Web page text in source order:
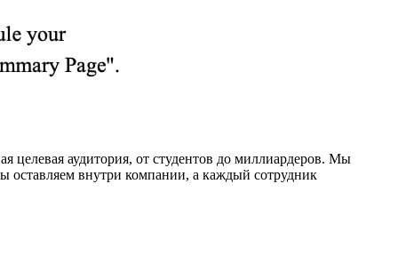
целевая аудитория, от студентов до миллиардеров. Мы
оставляем внутри компании, а каждый сотрудник